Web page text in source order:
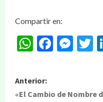
Compartir en:
Anterior:
«El Cambio de Nombre